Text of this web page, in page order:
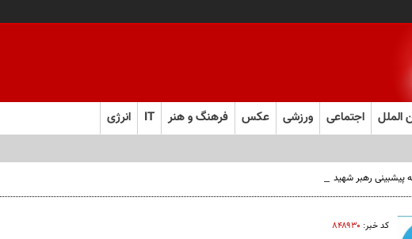
الملل اجتماعی ورزشی عکس فرهنگ و هنر IT انرژی
پیشبینی رهبر شهید از افول ابرقدرت به حقیقت پیوست؟
کد خبر: ۸۴۸۹۳۰